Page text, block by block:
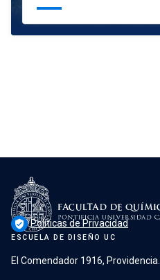
verified_user Políticas de Privacidad
ESCUELA DE DISEÑO UC
El Comendador 1916, Providencia.